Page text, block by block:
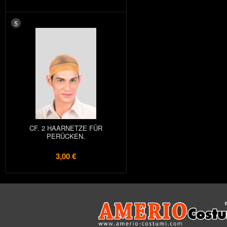
5
CF. 2 HAARNETZE FÜR
PERÜCKEN.
3,00 €